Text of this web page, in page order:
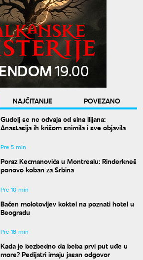
NAJČITANIJE
POVEZANO
Gudelj se ne odvaja od sina Ilijana:
Anastasija ih krišom snimila i sve objavila
Pre 5 min
Poraz Kecmanovića u Montrealu: Rinderkneš
ponovo koban za Srbina
Pre 10 min
Bačen molotovljev koktel na poznati hotel u
Beogradu
Pre 18 min
Kada je bezbedno da beba prvi put uđe u
more? Pedijatri imaju jasan odgovor